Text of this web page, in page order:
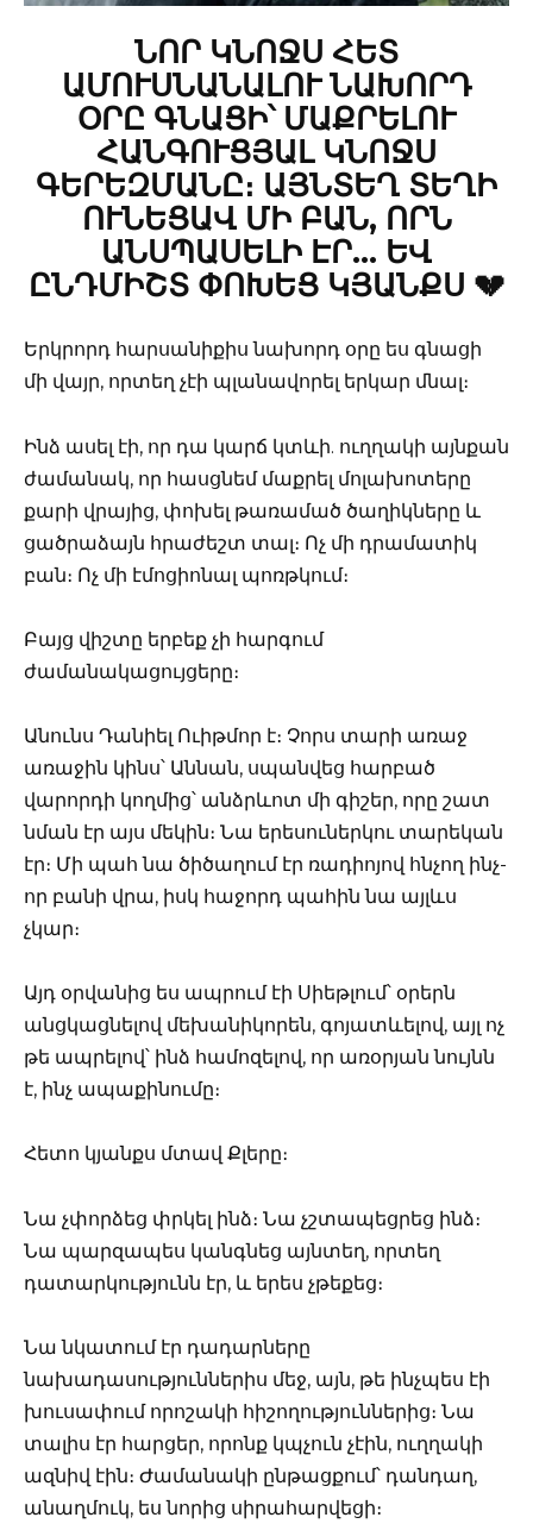
ՆՈՐ ԿՆՈՋՍ ՀԵՏ
ԱՄՈՒՍՆԱՆԱԼՈՒ ՆԱԽՈՐԴ
ՕՐԸ ԳՆԱՑԻ՝ ՄԱՔՐԵԼՈՒ
ՀԱՆԳՈՒՑՅԱԼ ԿՆՈՋՍ
ԳԵՐԵԶՄԱՆԸ։ ԱՅՆՏԵՂ ՏԵՂԻ
ՈՒՆԵՑԱՎ ՄԻ ԲԱՆ, ՈՐՆ
ԱՆՍՊԱՍԵԼԻ ԷՐ… ԵՎ
ԸՆԴՄԻՇՏ ՓՈԽԵՑ ԿՅԱՆՔՍ 💔
Երկրորդ հարսանիքիս նախորդ օրը ես գնացի
մի վայր, որտեղ չէի պլանավորել երկար մնալ։
Ինձ ասել էի, որ դա կարճ կտևի. ուղղակի այնքան
ժամանակ, որ հասցնեմ մաքրել մոլախոտերը
քարի վրայից, փոխել թառամած ծաղիկները և
ցածրաձայն հրաժեշտ տալ։ Ոչ մի դրամատիկ
բան։ Ոչ մի էմոցիոնալ պոռթկում։
Բայց վիշտը երբեք չի հարգում
ժամանակացույցերը։
Անունս Դանիել Ուիթմոր է։ Չորս տարի առաջ
առաջին կինս՝ Աննան, սպանվեց հարբած
վարորդի կողմից՝ անձրևոտ մի գիշեր, որը շատ
նման էր այս մեկին։ Նա երեսուներկու տարեկան
էր։ Մի պահ նա ծիծաղում էր ռադիոյով հնչող ինչ-
որ բանի վրա, իսկ հաջորդ պահին նա այլևս
չկար։
Այդ օրվանից ես ապրում էի Սիեթլում՝ օրերն
անցկացնելով մեխանիկորեն, գոյատևելով, այլ ոչ
թե ապրելով՝ ինձ համոզելով, որ առօրյան նույնն
է, ինչ ապաքինումը։
Հետո կյանքս մտավ Քլերը։
Նա չփորձեց փրկել ինձ։ Նա չշտապեցրեց ինձ։
Նա պարզապես կանգնեց այնտեղ, որտեղ
դատարկությունն էր, և երես չթեքեց։
Նա նկատում էր դադարները
նախադասություններիս մեջ, այն, թե ինչպես էի
խուսափում որոշակի հիշողություններից։ Նա
տալիս էր հարցեր, որոնք կպչուն չէին, ուղղակի
ազնիվ էին։ Ժամանակի ընթացքում՝ դանդաղ,
անաղմուկ, ես նորից սիրահարվեցի։